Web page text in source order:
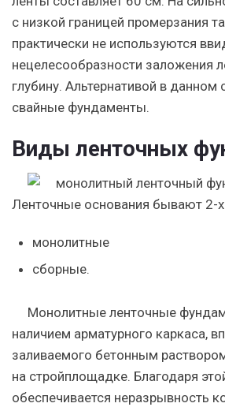
с низкой границей промерзания
практически не используются
нецелесообразности заложения
глубину. Альтернативой в данном
свайные фундаменты.
Виды ленточных
Ленточные основания бывают 2-х
монолитные
сборные.
Монолитные ленточные
наличием арматурного каркаса,
заливаемого бетонным
на стройплощадке. Благодаря
обеспечивается неразрывность